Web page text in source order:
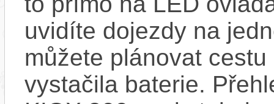
uvidíte dojezdy na
můžete plánovat
vystačila baterie.